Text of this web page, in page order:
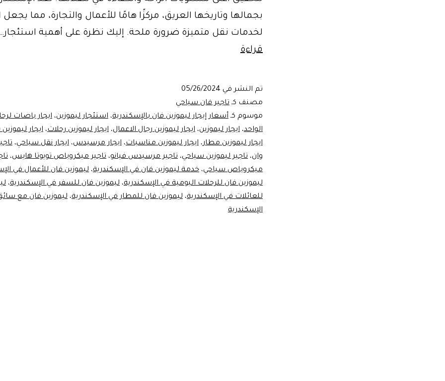
بجمالها وتاريخها العريق، مركزًا هامًا للأعمال والتجارة، مما يجعل
لخدمات نقل متميزة ضرورة ملحة. إليك نظرة على أهمية استئجار…
قراءة
لسفريات
اسكندرية
تم النشر في 05/26/2024
مصنف كـ تاجير فان سياحي
موسوم كـ أسعار إيجار ليموزين فان بالإسكندرية، استئجار ليموزين، ايجار باصات
الواحد، ايجار ليموزين، ايجار ليموزين رجال الاعمال، ايجار ليموزين رحلات، ايجار
ايجار ليموزين مطار، ايجار ليموزين مناسبات، ايجار مرسيدس، ايجار نقل سياحي،
وان، تاجير ليموزين سياحي، تاجير مرسيدس فيانو، تاجير ميكروباص تويوتا هايس،
ميكروباص سياحي، خدمة ليموزين فان في الإسكندرية، ليموزين فان للأعمال في
ليموزين فان للرحلات اليومية في الإسكندرية، ليموزين فان للسفر في الإسكندرية،
للعائلات في الإسكندرية، ليموزين فان للمطار في الإسكندرية، ليموزين فان مع
الإسكندرية